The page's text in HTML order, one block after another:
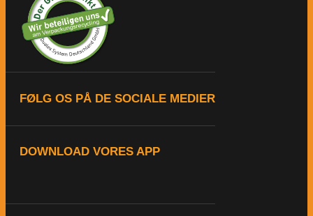
FØLG OS PÅ DE SOCIALE MEDIER
DOWNLOAD VORES APP